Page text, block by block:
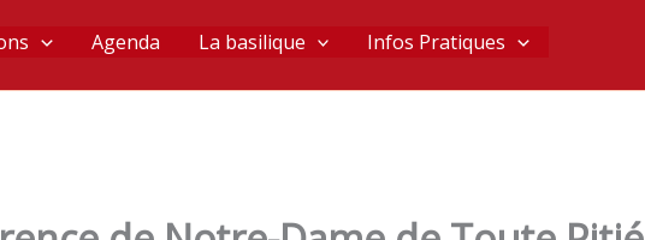
Agenda La basilique Infos Pratiques